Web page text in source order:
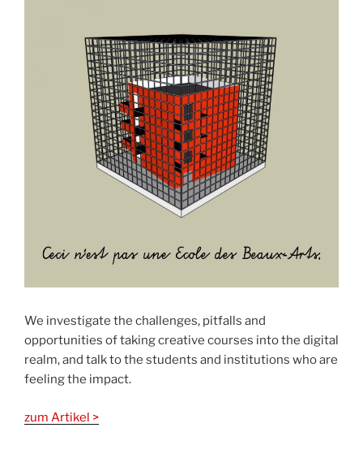
We investigate the challenges, pitfalls and
opportunities of taking creative courses into the digital
realm, and talk to the students and institutions who are
feeling the impact.
zum Artikel >